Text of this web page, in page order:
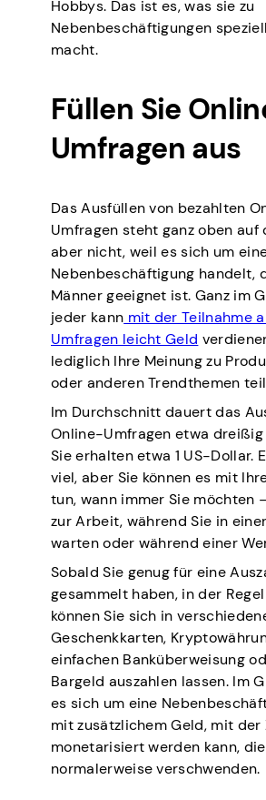
Hobbys. Das ist es, was sie zu
Nebenbeschäftigungen
macht.
Füllen Sie
Umfragen aus
Das Ausfüllen von bezahlten
Umfragen steht ganz oben auf
aber nicht, weil es sich um
Nebenbeschäftigung handelt,
Männer geeignet ist. Ganz im
jeder kann mit der Teilnahme
Umfragen leicht Geld
lediglich Ihre Meinung zu
oder anderen Trendthemen
Im Durchschnitt dauert das
Online-Umfragen etwa dreißig
Sie erhalten etwa 1 US-Dollar.
viel, aber Sie können es mit
tun, wann immer Sie möchten
zur Arbeit, während Sie in
warten oder während einer
Sobald Sie genug für eine
gesammelt haben, in der
können Sie sich in
Geschenkkarten,
einfachen Banküberweisung
Bargeld auszahlen lassen. Im
es sich um eine
mit zusätzlichem Geld, mit der
monetarisiert werden kann,
normalerweise verschwenden.